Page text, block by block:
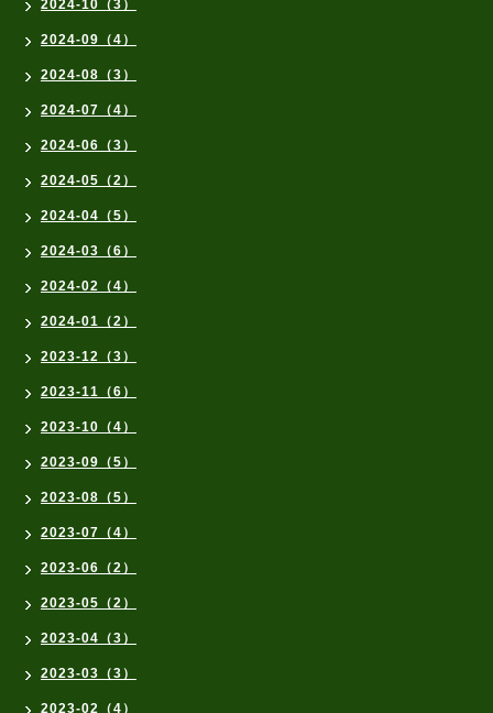
2024-10（3）
2024-09（4）
2024-08（3）
2024-07（4）
2024-06（3）
2024-05（2）
2024-04（5）
2024-03（6）
2024-02（4）
2024-01（2）
2023-12（3）
2023-11（6）
2023-10（4）
2023-09（5）
2023-08（5）
2023-07（4）
2023-06（2）
2023-05（2）
2023-04（3）
2023-03（3）
2023-02（4）